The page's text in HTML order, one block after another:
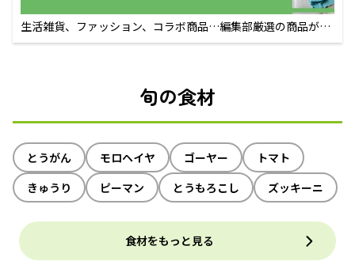
生活雑貨、ファッション、コラボ商品…編集部厳選の商品が買
えるECサイト
旬の食材
とうがん モロヘイヤ ゴーヤー
トマト
きゅうり
ピーマン とうもろこし ズッキーニ
食材をもっと見る